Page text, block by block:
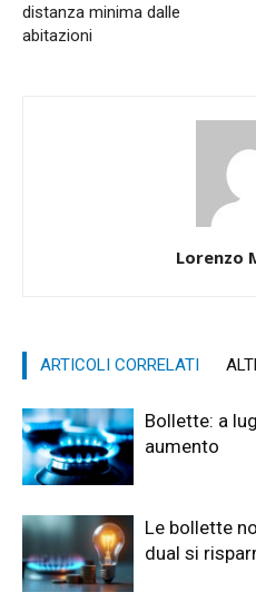
distanza minima dalle
abitazioni
Lorenzo
ARTICOLI CORRELATI
Bollette: a
aumento
Le bollette
dual si